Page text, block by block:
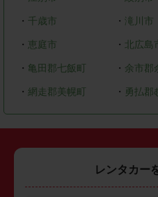
・ 千歳市 ・ 滝川市
・ 恵庭市 ・ 北広島
・ 亀田郡七飯町 ・ 余市郡
・ 網走郡美幌町 ・ 勇払郡
レンタカー